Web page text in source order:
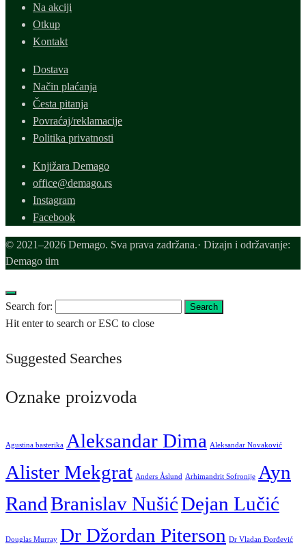
Na akciji
Otkup
Kontakt
Dostava
Način plaćanja
Česta pitanja
Povraćaj/reklamacije
Politika privatnosti
Knjižara Demago
office@demago.rs
Instagram
Facebook
© 2021–2026 Demago. Sva prava zadržana.· Dizajn i održavanje:
Demago tim
Search for: Search
Hit enter to search or ESC to close
Suggested Searches
Oznake proizvoda
Agustina basterika Aleksandar Dima Aleksandar Novaković
Alister Mekgrat Anders Åslund Arhimandrit Sofronije Ayn
RandBranislav NušićDejan Lučić
Douglas Murray Dr Džordan Piterson Dr Vladan Đorđević